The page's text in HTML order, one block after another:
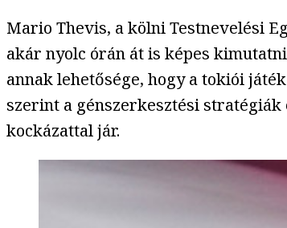
Mario Thevis, a kölni Testnevelési
akár nyolc órán át is képes
annak lehetősége, hogy a tokiói
szerint a génszerkesztési
kockázattal jár.